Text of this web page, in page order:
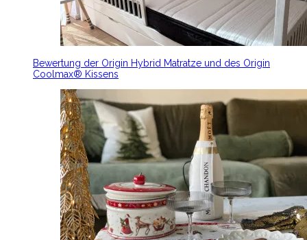
Bewertung der Origin Hybrid Matratze und des Origin
Coolmax® Kissens